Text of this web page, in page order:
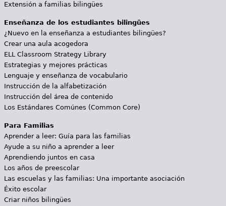
Extensión a familias bilingües
Enseñanza de los estudiantes bilingües
¿Nuevo en la enseñanza a estudiantes bilingües?
Crear una aula acogedora
ELL Classroom Strategy Library
Estrategias y mejores prácticas
Lenguaje y enseñanza de vocabulario
Instrucción de la alfabetización
Instrucción del área de contenido
Los Estándares Comúnes (Common Core)
Para Familias
Aprender a leer: Guía para las familias
Ayude a su niño a aprender a leer
Aprendiendo juntos en casa
Los años de preescolar
Las escuelas y las familias: Una importante asociación
Éxito escolar
Criar niños bilingües